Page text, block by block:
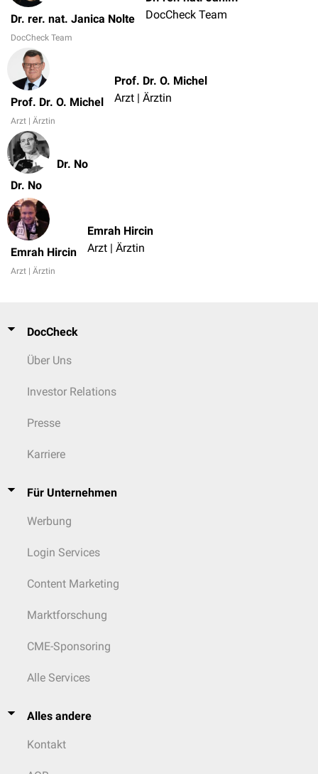
Dr. rer. nat. Janica Nolte
DocCheck Team
DocCheck Team
Prof. Dr. O. Michel
Arzt | Ärztin
Prof. Dr. O. Michel
Arzt | Ärztin
Dr. No
Dr. No
Emrah Hircin
Arzt | Ärztin
Emrah Hircin
Arzt | Ärztin
DocCheck
Über Uns
Investor Relations
Presse
Karriere
Für Unternehmen
Werbung
Login Services
Content Marketing
Marktforschung
CME-Sponsoring
Alle Services
Alles andere
Kontakt